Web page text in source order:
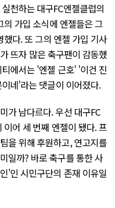
천하는 대구FC엔젤클럽의
가입 소식에 엔젤들은 그
다. 또 그의 엔젤 가입 기사
뜨자 많은 축구팬이 감동했
에서는 '엔젤 근호' '이건 진
네'라는 댓글이 이어졌다.
가 남다르다. 우선 대구FC
어 세 번째 엔젤이 됐다. 프
을 위해 후원하고, 연고지를
일까? 바로 축구를 통한 사
'인 시민구단의 존재 이유일